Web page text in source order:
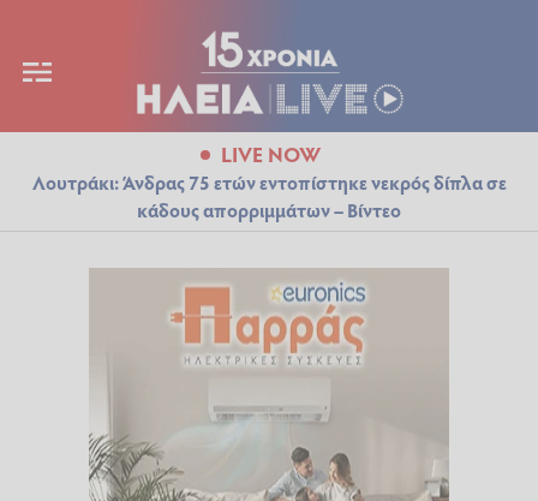
LIVE NOW
Λουτράκι: Άνδρας 75 ετών εντοπίστηκε νεκρός δίπλα σε
κάδους απορριμμάτων – Βίντεο